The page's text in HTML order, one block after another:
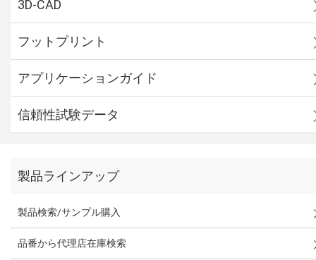
3D-CAD
フットプリント
アプリケーションガイド
信頼性試験データ
製品ラインアップ
製品検索/サンプル購入
品番から代理店在庫検索